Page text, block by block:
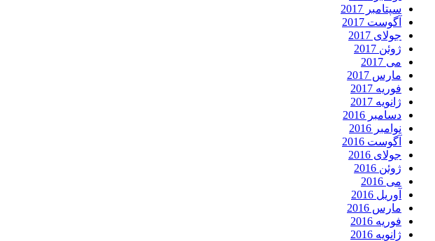
سپتامبر 2017
آگوست 2017
جولای 2017
ژوئن 2017
می 2017
مارس 2017
فوریه 2017
ژانویه 2017
دسامبر 2016
نوامبر 2016
آگوست 2016
جولای 2016
ژوئن 2016
می 2016
آوریل 2016
مارس 2016
فوریه 2016
ژانویه 2016